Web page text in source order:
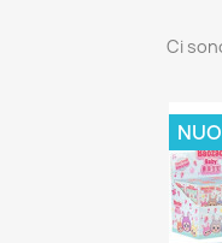
Ci